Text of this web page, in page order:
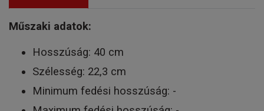
Műszaki adatok:
Hosszúság: 40 cm
Szélesség: 22,3 cm
Minimum fedési hosszúság: -